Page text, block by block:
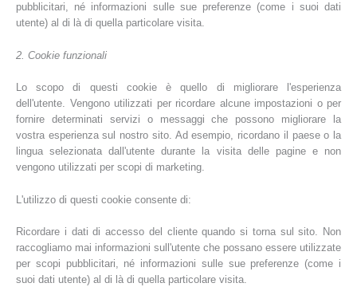
pubblicitari, né informazioni sulle sue preferenze (come i suoi dati
utente) al di là di quella particolare visita.
2. Cookie funzionali
Lo scopo di questi cookie è quello di migliorare l'esperienza
dell'utente. Vengono utilizzati per ricordare alcune impostazioni o per
fornire determinati servizi o messaggi che possono migliorare la
vostra esperienza sul nostro sito. Ad esempio, ricordano il paese o la
lingua selezionata dall'utente durante la visita delle pagine e non
vengono utilizzati per scopi di marketing.
L'utilizzo di questi cookie consente di:
Ricordare i dati di accesso del cliente quando si torna sul sito. Non
raccogliamo mai informazioni sull'utente che possano essere utilizzate
per scopi pubblicitari, né informazioni sulle sue preferenze (come i
suoi dati utente) al di là di quella particolare visita.